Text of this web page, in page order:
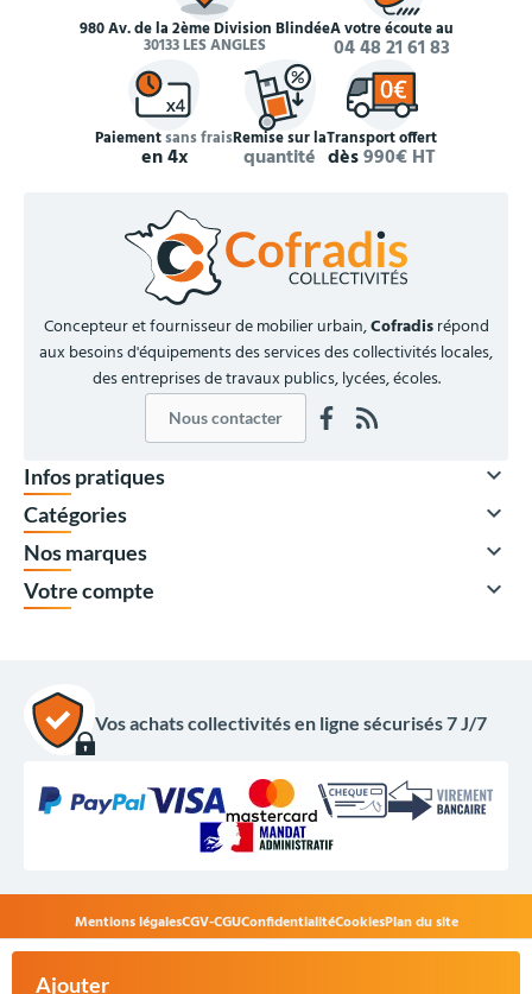
415,00 €HT
498,00 €TTC
Ajouter
980 Av. de la 2ème Division Blindée
30133 LES ANGLES
À votre écoute au
04 48 21 61 83
Paiementsans frais
en 4x
Remise sur la
quantité
Transport offert
dès990€ HT
Concepteur et fournisseur de mobilier urbain,Cofradisrépond
aux besoins d'équipements des services des collectivités locales,
des entreprises de travaux publics, lycées, écoles.
Nous contacter
Infos pratiques 
Catégories 
Nos marques 
Votre compte 
Vos achats collectivités en ligne sécurisés 7 J/7
© Copyright 2017 - 2026,Cofradis Collectivités- Réalisé par
Mentions légalesCGV-CGUConfidentialitéCookiesPlan du site